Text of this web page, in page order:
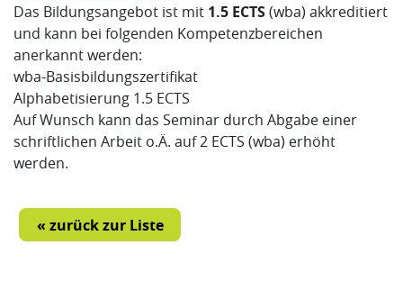
Das Bildungsangebot ist mit 1.5 ECTS(wba) akkreditiert
und kann bei folgenden Kompetenzbereichen
anerkannt werden:
wba-Basisbildungszertifikat
Alphabetisierung 1.5 ECTS
Auf Wunsch kann das Seminar durch Abgabe einer
schriftlichen Arbeit o.Ä. auf 2 ECTS (wba) erhöht
werden.
« zurück zur Liste